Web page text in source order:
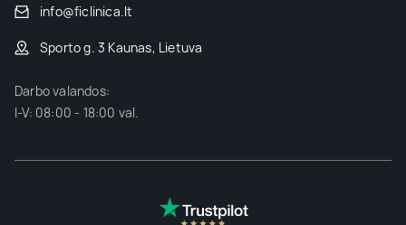
info@ficlinica.lt
Sporto g. 3 Kaunas, Lietuva
Darbo valandos:
I-V: 08:00 - 18:00 val.